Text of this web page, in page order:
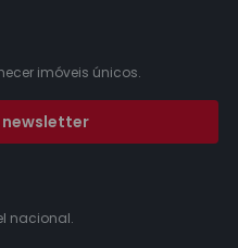
imóveis únicos.
newsletter
nacional.